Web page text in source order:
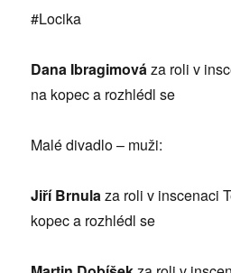
#Locika
Dana Ibragimováza roli v
na kopec a rozhlédl se
Malé divadlo – muži:
Jiří Brnulaza roli v inscenaci
kopec a rozhlédl se